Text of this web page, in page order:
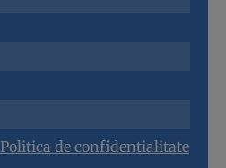
Politica de confidentialitate